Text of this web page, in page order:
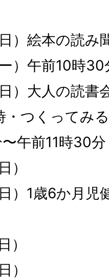
）絵本の読み
）午前10時30
）大人の読書
・つくってみ
午前11時30分
）
）1歳6か月児
）
）